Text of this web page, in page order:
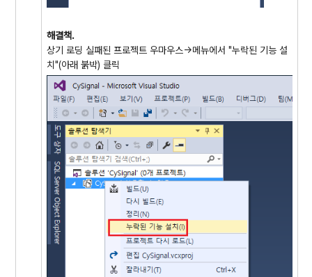
해결책.
상기 로딩 실패된 프로젝트 우마우스->메뉴에서 "누락된 기능 설
치"(아래 붉박) 클릭